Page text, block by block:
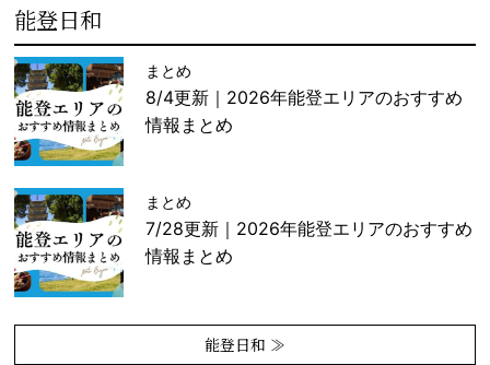
能登日和
まとめ
8/4更新｜2026年能登エリアのおすすめ
情報まとめ
まとめ
7/28更新｜2026年能登エリアのおすすめ
情報まとめ
能登日和 ≫